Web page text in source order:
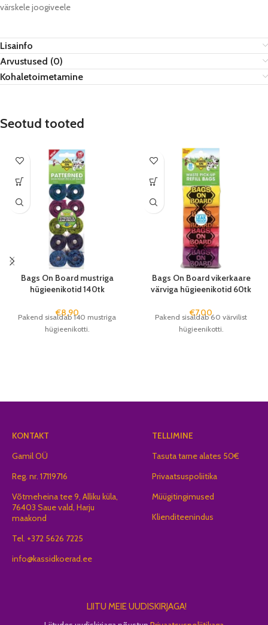
värskele joogiveele
Lisainfo
Arvustused (0)
Kohaletoimetamine
Seotud tooted
Bags On Board mustriga
hügieenikotid 140tk
€8,90
Pakend sisaldab 140 mustriga
hügieenikotti.
Bags On Board vikerkaare
värviga hügieenikotid 60tk
€7,00
Pakend sisaldab 60 värvilist
hügieenikotti.
KONTAKT
Gamil OÜ
Reg. nr. 17119716
Võtmeheina tee 9, Alliku küla,
76403 Saue vald, Harju
maakond
Tel. +372 5626 7225
info@kassidkoerad.ee
TELLIMINE
Tasuta tarne alates 50€
Privaatsuspoliitika
Müügitingimused
Klienditeenindus
LIITU MEIE UUDISKIRJAGA!